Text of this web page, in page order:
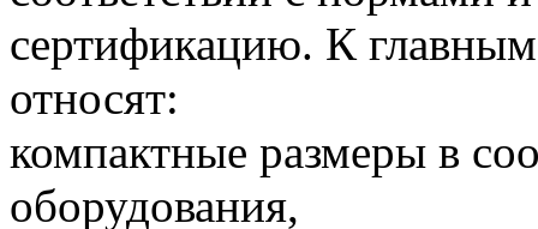
сертификацию. К
относят:
компактные размеры в
оборудования,